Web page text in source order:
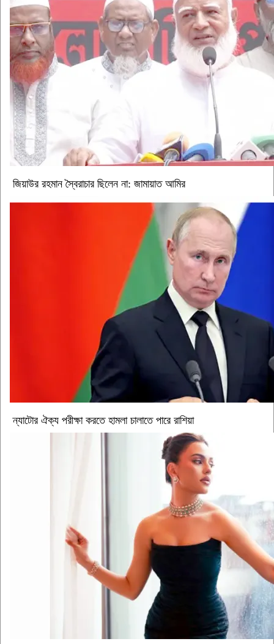
জিয়াউর রহমান স্বৈরাচার ছিলেন না: জামায়াত আমির
ন্যাটোর ঐক্য পরীক্ষা করতে হামলা চালাতে পারে রাশিয়া